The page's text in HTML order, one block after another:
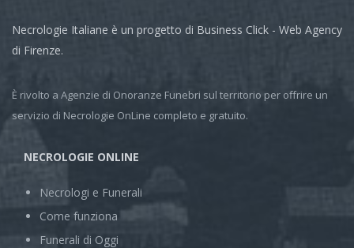
Necrologie Italiane è un progetto di Business Click - Web Agency
di Firenze.
È rivolto a Agenzie di Onoranze Funebri sul territorio per offrire un
servizio di Necrologie OnLine completo e gratuito.
NECROLOGIE ONLINE
Necrologi e Funerali
Come funziona
Funerali di Oggi